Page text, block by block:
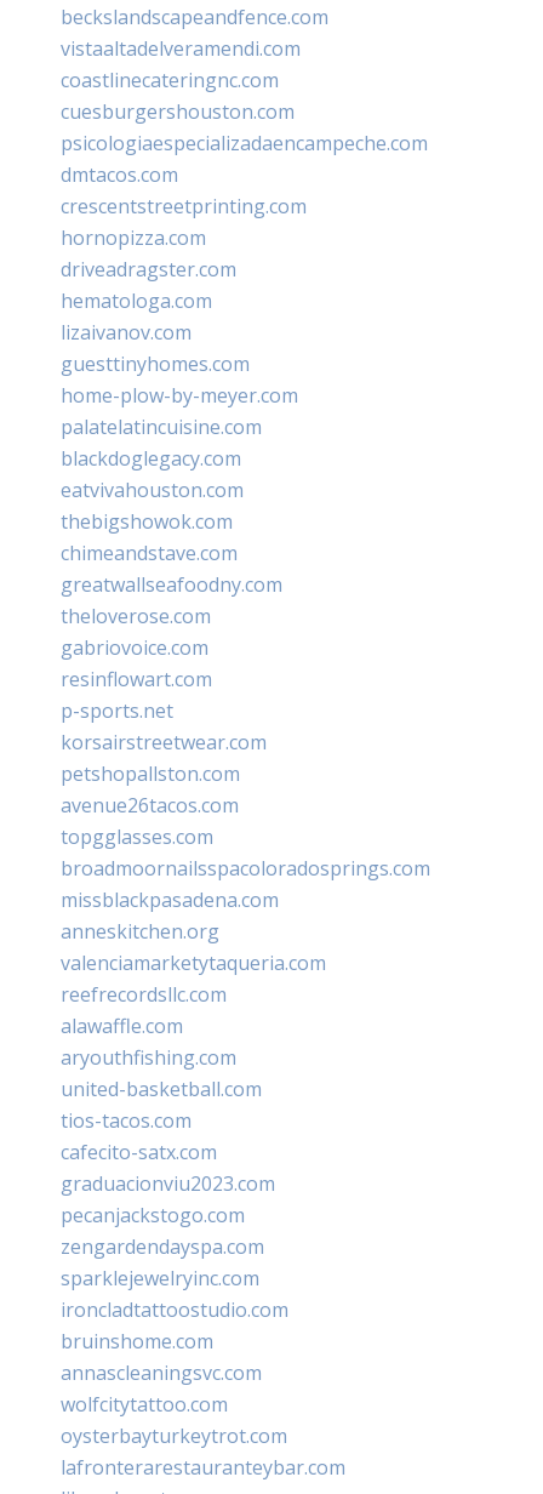
beckslandscapeandfence.com
vistaaltadelveramendi.com
coastlinecateringnc.com
cuesburgershouston.com
psicologiaespecializadaencampeche.com
dmtacos.com
crescentstreetprinting.com
hornopizza.com
driveadragster.com
hematologa.com
lizaivanov.com
guesttinyhomes.com
home-plow-by-meyer.com
palatelatincuisine.com
blackdoglegacy.com
eatvivahouston.com
thebigshowok.com
chimeandstave.com
greatwallseafoodny.com
theloverose.com
gabriovoice.com
resinflowart.com
p-sports.net
korsairstreetwear.com
petshopallston.com
avenue26tacos.com
topgglasses.com
broadmoornailsspacoloradosprings.com
missblackpasadena.com
anneskitchen.org
valenciamarketytaqueria.com
reefrecordsllc.com
alawaffle.com
aryouthfishing.com
united-basketball.com
tios-tacos.com
cafecito-satx.com
graduacionviu2023.com
pecanjackstogo.com
zengardendayspa.com
sparklejewelryinc.com
ironcladtattoostudio.com
bruinshome.com
annascleaningsvc.com
wolfcitytattoo.com
oysterbayturkeytrot.com
lafronterarestauranteybar.com